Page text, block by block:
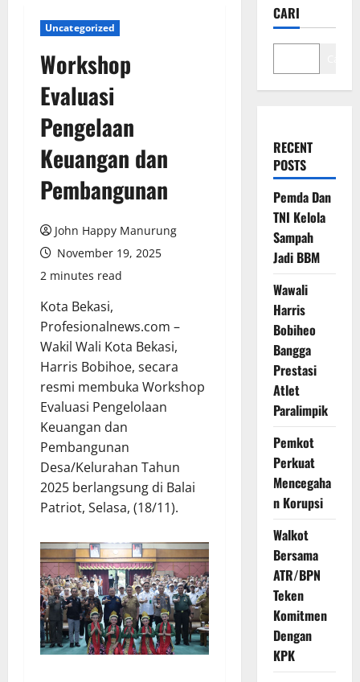
Uncategorized
Workshop
Evaluasi
Pengelaan
Keuangan dan
Pembangunan
John Happy Manurung
November 19, 2025
2 minutes read
Kota Bekasi,
Profesionalnews.com –
Wakil Wali Kota Bekasi,
Harris Bobihoe, secara
resmi membuka Workshop
Evaluasi Pengelolaan
Keuangan dan
Pembangunan
Desa/Kelurahan Tahun
2025 berlangsung di Balai
Patriot, Selasa, (18/11).
CARI
RECENT
POSTS
Pemda Dan
TNI Kelola
Sampah
Jadi BBM
Wawali
Harris
Bobiheo
Bangga
Prestasi
Atlet
Paralimpik
Pemkot
Perkuat
Mencegaha
n Korupsi
Walkot
Bersama
ATR/BPN
Teken
Komitmen
Dengan
KPK